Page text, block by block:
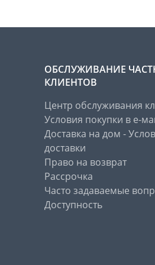
ОБСЛУЖИВАНИЕ
КЛИЕНТОВ
Центр обслуживания
Условия покупки в е-
Доставка на дом -
доставки
Право на возврат
Рассрочка
Часто задаваемые
Доступность